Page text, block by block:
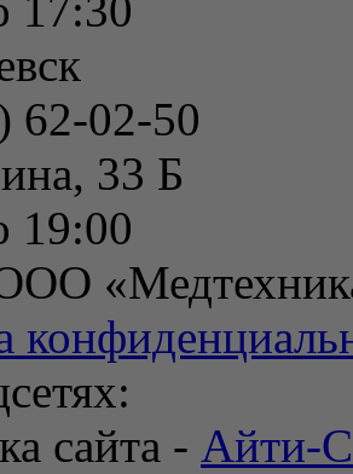
17:30
62-02-50
33 Б
19:00
сайта - Айти-